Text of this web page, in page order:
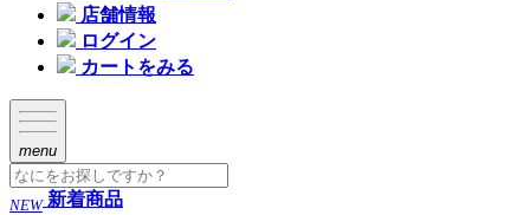
店舗情報
ログイン
カートをみる
menu
NEW 新着商品